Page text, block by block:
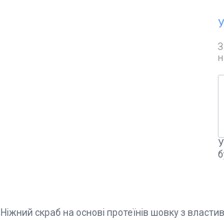
Ніжний скраб на основі протеїнів шовку з